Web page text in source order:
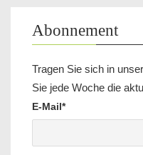
Abonnement
Tragen Sie sich in
Sie jede Woche die
E-Mail*